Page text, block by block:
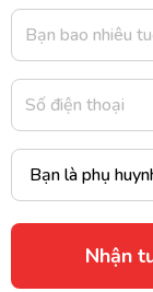
Nhận
nhận
Cha mẹ
tiểu học,
phổ
rất nhẹ
Tâm